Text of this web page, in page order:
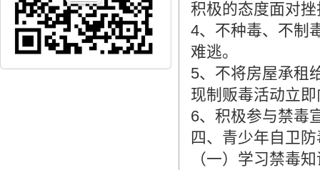
积极的态度面对挫
4、不种毒、不制
难逃。
5、不将房屋承租
现制贩毒活动立
6、积极参与禁毒
四、青少年自卫
（一）学习禁毒